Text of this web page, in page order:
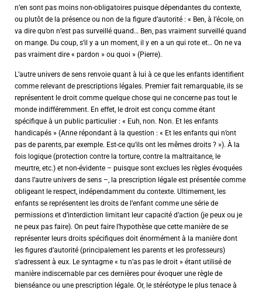
n’en sont pas moins non-obligatoires puisque dépendantes du contexte,
ou plutôt de la présence ou non de la figure d’autorité : « Ben, à l’école, on
va dire qu’on n’est pas surveillé quand… Ben, pas vraiment surveillé quand
on mange. Du coup, s’il y a un moment, il y en a un qui rote et… On ne va
pas vraiment dire « pardon » ou quoi » (Pierre).
L’autre univers de sens renvoie quant à lui à ce que les enfants identifient
comme relevant de prescriptions légales. Premier fait remarquable, ils se
représentent le droit comme quelque chose qui ne concerne pas tout le
monde indifféremment. En effet, le droit est conçu comme étant
spécifique à un public particulier : « Euh, non. Non. Et les enfants
handicapés » (Anne répondant à la question : « Et les enfants qui n’ont
pas de parents, par exemple. Est-ce qu’ils ont les mêmes droits ? »). À la
fois logique (protection contre la torture, contre la maltraitance, le
meurtre, etc.) et non-évidente – puisque sont exclues les règles évoquées
dans l’autre univers de sens –, la prescription légale est présentée comme
obligeant le respect, indépendamment du contexte. Ultimement, les
enfants se représentent les droits de l’enfant comme une série de
permissions et d’interdiction limitant leur capacité d’action (je peux ou je
ne peux pas faire). On peut faire l’hypothèse que cette manière de se
représenter leurs droits spécifiques doit énormément à la manière dont
les figures d’autorité (principalement les parents et les professeurs)
s’adressent à eux. Le syntagme « tu n’as pas le droit » étant utilisé de
manière indiscernable par ces dernières pour évoquer une règle de
bienséance ou une prescription légale. Or, le stéréotype le plus tenace à